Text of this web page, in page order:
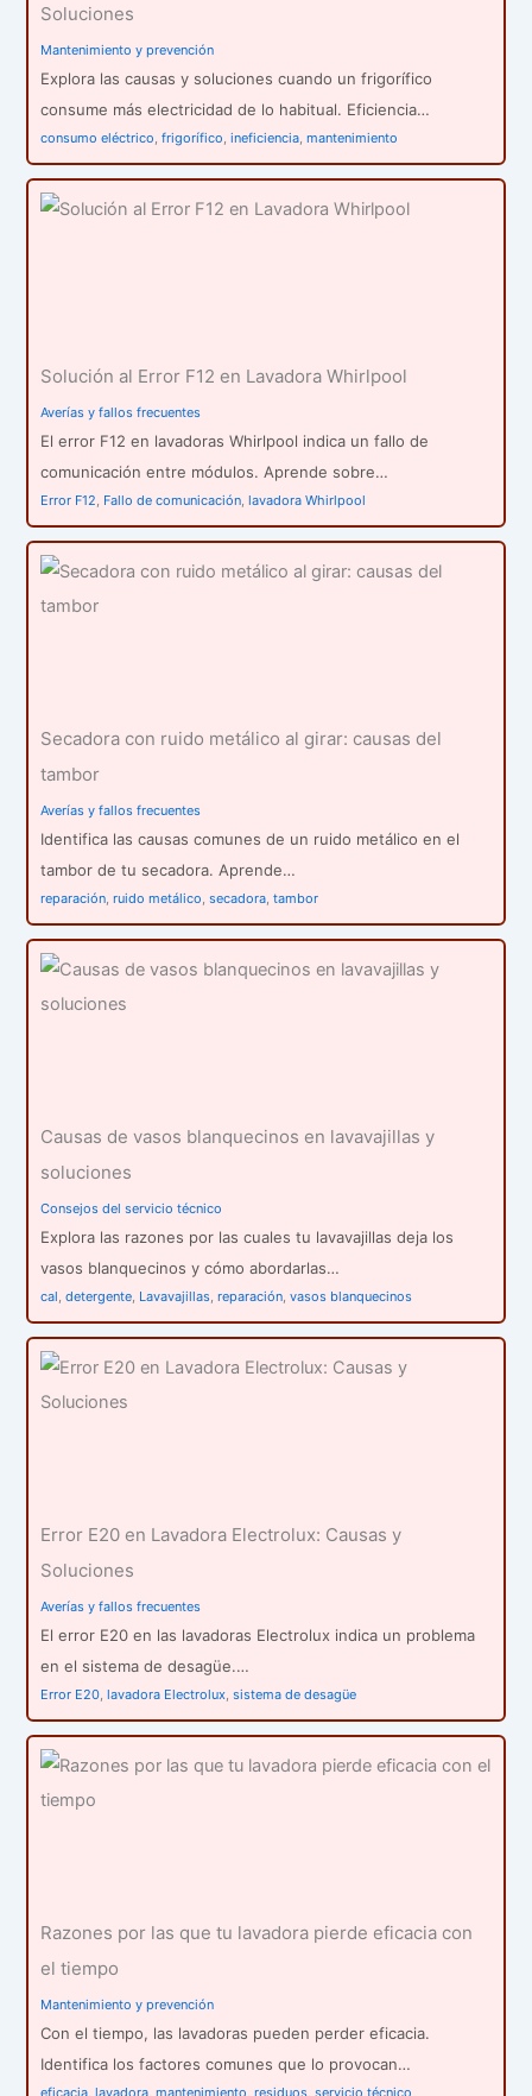
Soluciones
Mantenimiento y prevención
Explora las causas y soluciones cuando un frigorífico
consume más electricidad de lo habitual. Eficiencia…
consumo eléctrico,frigorífico,ineficiencia,mantenimiento
Solución al Error F12 en Lavadora Whirlpool
Averías y fallos frecuentes
El error F12 en lavadoras Whirlpool indica un fallo de
comunicación entre módulos. Aprende sobre…
Error F12, Fallo de comunicación,lavadora Whirlpool
Secadora con ruido metálico al girar: causas del
tambor
Averías y fallos frecuentes
Identifica las causas comunes de un ruido metálico en el
tambor de tu secadora. Aprende…
reparación,ruido metálico,secadora,tambor
Causas de vasos blanquecinos en lavavajillas y
soluciones
Consejos del servicio técnico
Explora las razones por las cuales tu lavavajillas deja los
vasos blanquecinos y cómo abordarlas…
cal ,detergente Lavavajillas ,reparación ,vasos blanquecinos
Error E20 en Lavadora Electrolux: Causas y
Soluciones
Averías y fallos frecuentes
El error E20 en las lavadoras Electrolux indica un problema
en el sistema de desagüe.…
Error E20 ,lavadora Electrolux ,sistema de desagüe
Razones por las que tu lavadora pierde eficacia con
el tiempo
Mantenimiento y prevención
Con el tiempo, las lavadoras pueden perder eficacia.
Identifica los factores comunes que lo provocan…
eficacia ,lavadora ,mantenimiento ,residuos ,servicio técnico